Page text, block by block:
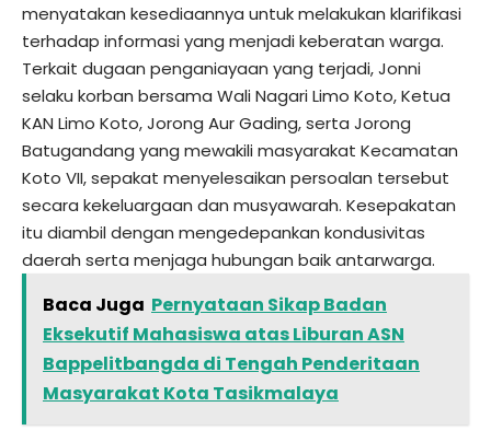
menyatakan kesediaannya untuk melakukan klarifikasi
terhadap informasi yang menjadi keberatan warga.
Terkait dugaan penganiayaan yang terjadi, Jonni
selaku korban bersama Wali Nagari Limo Koto, Ketua
KAN Limo Koto, Jorong Aur Gading, serta Jorong
Batugandang yang mewakili masyarakat Kecamatan
Koto VII, sepakat menyelesaikan persoalan tersebut
secara kekeluargaan dan musyawarah. Kesepakatan
itu diambil dengan mengedepankan kondusivitas
daerah serta menjaga hubungan baik antarwarga.
Baca Juga Pernyataan Sikap Badan
Eksekutif Mahasiswa atas Liburan ASN
Bappelitbangda di Tengah Penderitaan
Masyarakat Kota Tasikmalaya